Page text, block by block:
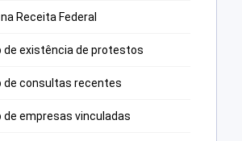
Receita Federal
de existência de protestos
de consultas recentes
de empresas vinculadas